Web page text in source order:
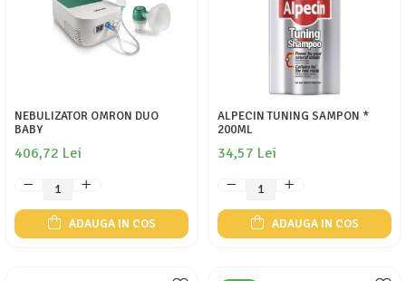
NEBULIZATOR OMRON DUO
BABY
406,72 Lei
ADAUGA IN COS
ALPECIN TUNING SAMPON *
200ML
34,57 Lei
ADAUGA IN COS